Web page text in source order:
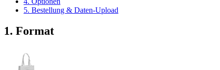
5. Bestellung & Daten-Upload
1. Format